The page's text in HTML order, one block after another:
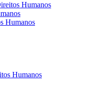
Humanos
Humanos
Humanos